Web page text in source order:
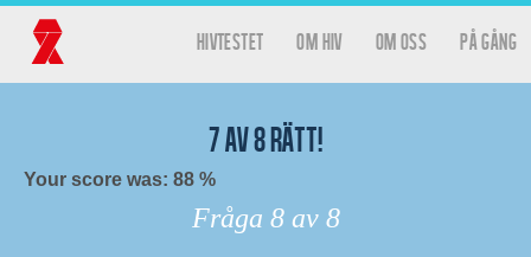
Huvudmeny
hivtestet Om HIV Om oss På gång
7av8rätt!
Your score was: 88 %
Fråga 8av 8